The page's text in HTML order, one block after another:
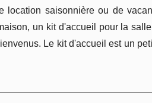
location saisonnière ou de
un kit d'accueil pour la
Le kit d'accueil est un